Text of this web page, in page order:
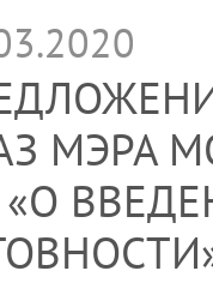
МЭРА